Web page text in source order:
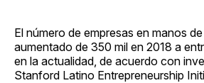
El número de empresas en manos
aumentado de 350 mil en 2018 a
en la actualidad, de acuerdo con
Stanford Latino Entrepreneurship